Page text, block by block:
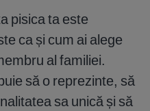
pisica ta este
ca și cum ai alege
al familiei.
să o reprezinte, să
sa unică și să